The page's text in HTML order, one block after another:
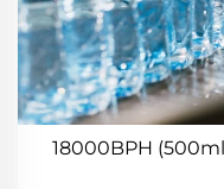
18000BPH